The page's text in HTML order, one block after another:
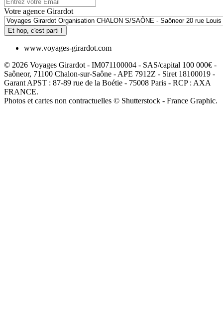
Votre agence Girardot
Et hop, c'est parti !
www.voyages-girardot.com
© 2026 Voyages Girardot - IM071100004 - SAS/capital 100 000€ -
Saôneor, 71100 Chalon-sur-Saône - APE 7912Z - Siret 18100019 -
Garant APST : 87-89 rue de la Boétie - 75008 Paris - RCP : AXA
FRANCE.
Photos et cartes non contractuelles © Shutterstock - France Graphic.